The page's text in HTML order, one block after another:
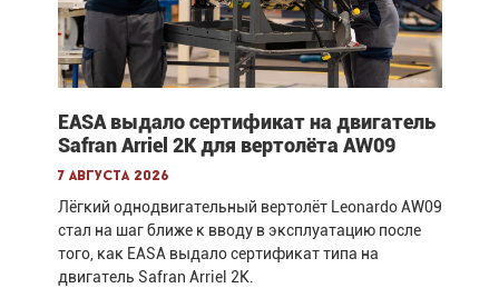
EASA выдало сертификат на двигатель
Safran Arriel 2K для вертолёта AW09
7 августа 2026
Лёгкий однодвигательный вертолёт Leonardo AW09
стал на шаг ближе к вводу в эксплуатацию после
того, как EASA выдало сертификат типа на
двигатель Safran Arriel 2K.